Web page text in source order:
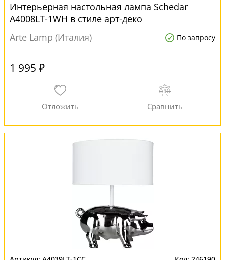
Интерьерная настольная лампа Schedar
A4008LT-1WH в стиле арт-деко
Arte Lamp (Италия)
По запросу
1 995 ₽